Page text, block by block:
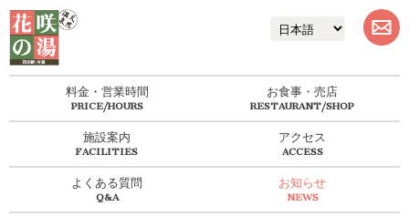
料金・営業時間 お食事・売店
施設案内 アクセス
よくある質問 お知らせ